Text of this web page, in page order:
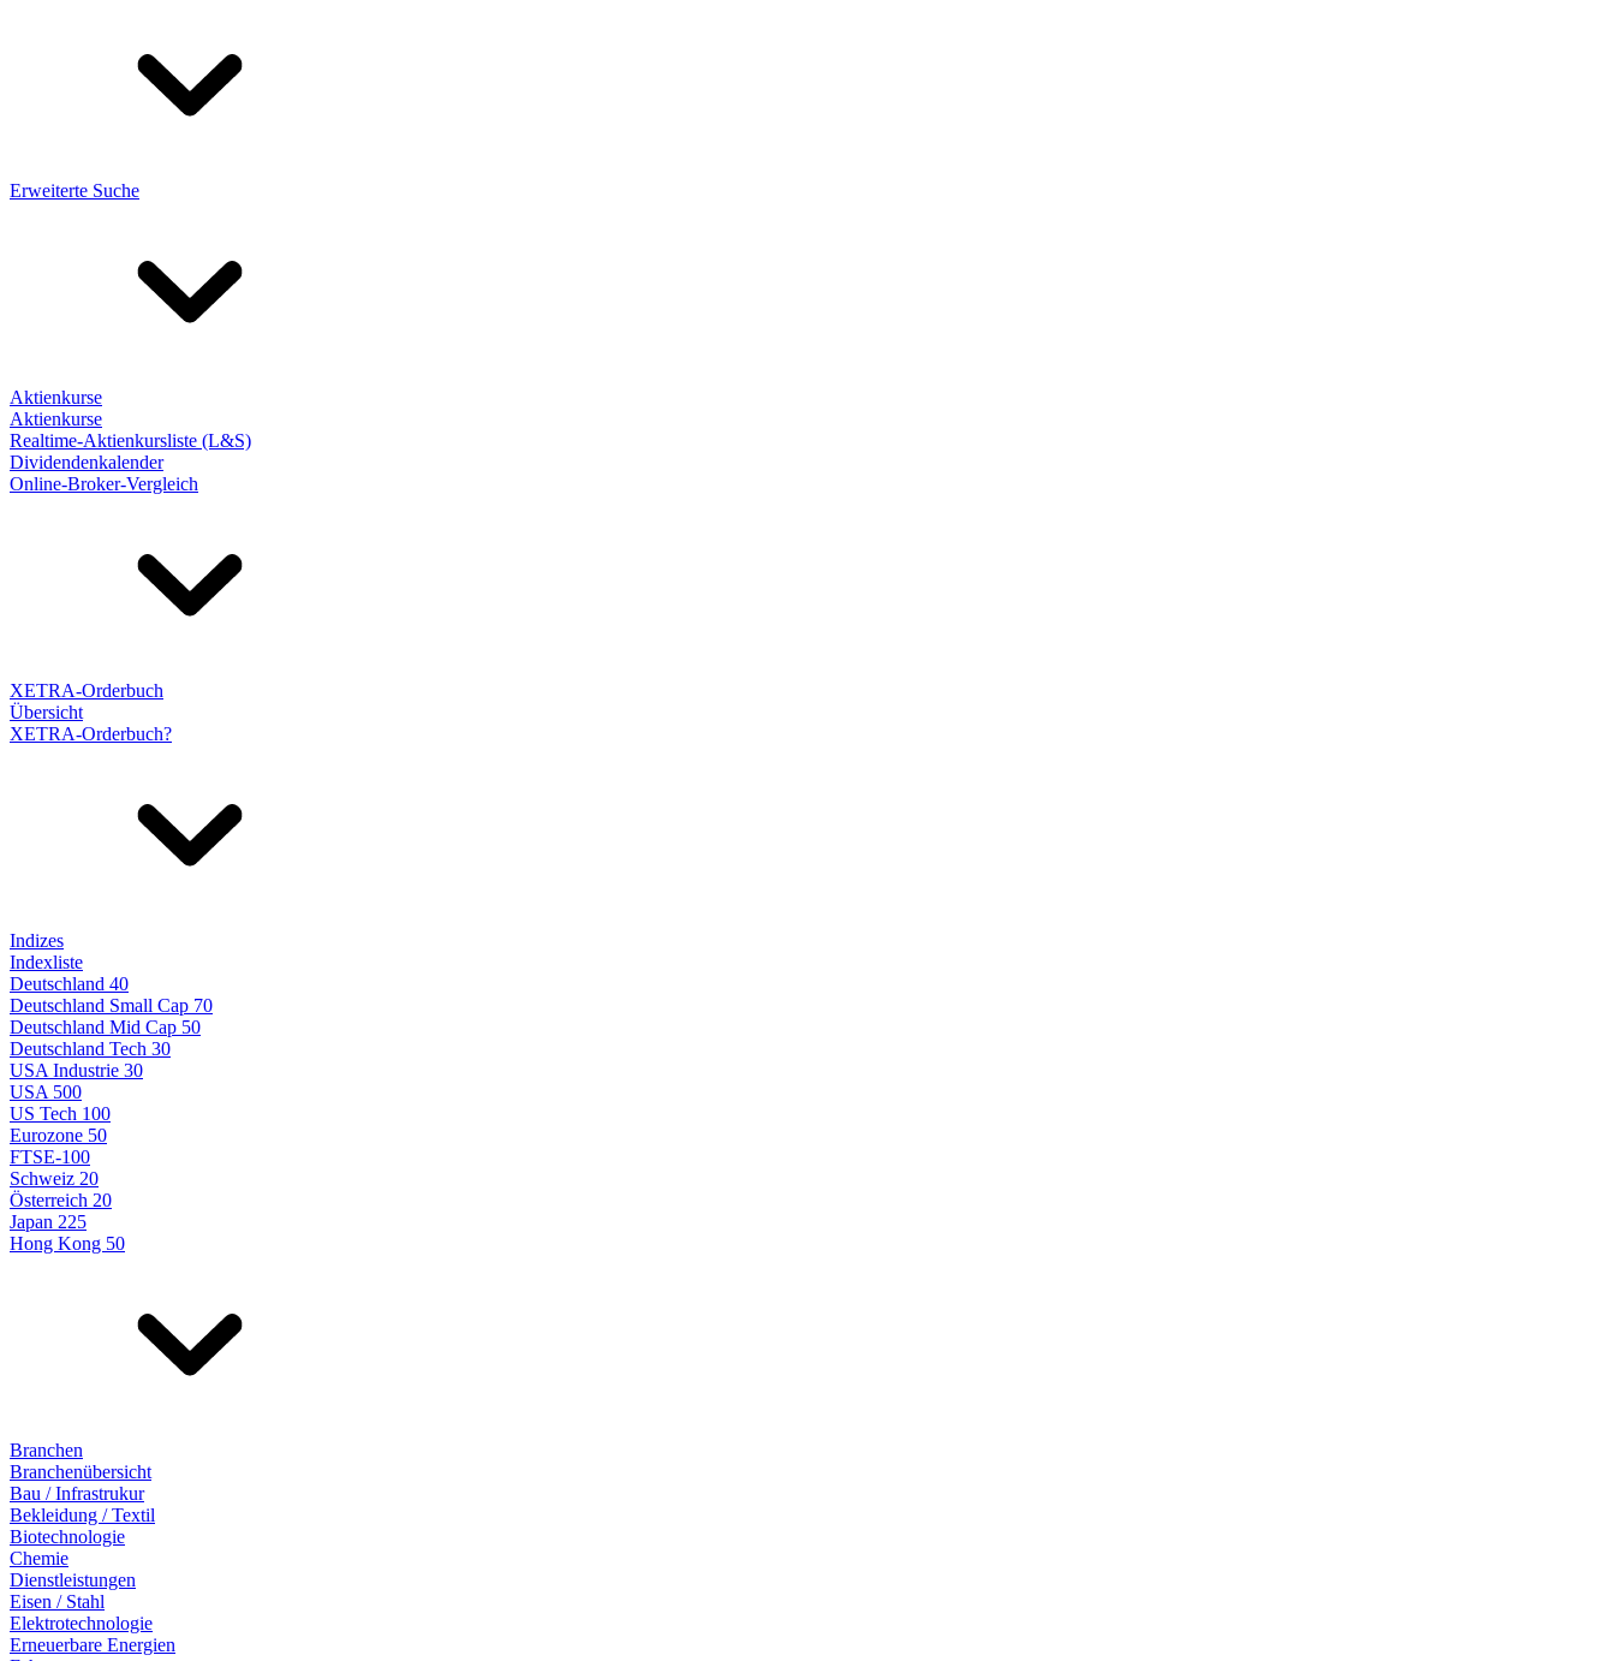
Erweiterte Suche
Aktienkurse
Aktienkurse
Realtime-Aktienkursliste (L&S)
Dividendenkalender
Online-Broker-Vergleich
XETRA-Orderbuch
Übersicht
XETRA-Orderbuch?
Indizes
Indexliste
Deutschland 40
Deutschland Small Cap 70
Deutschland Mid Cap 50
Deutschland Tech 30
USA Industrie 30
USA 500
US Tech 100
Eurozone 50
FTSE-100
Schweiz 20
Österreich 20
Japan 225
Hong Kong 50
Branchen
Branchenübersicht
Bau / Infrastrukur
Bekleidung / Textil
Biotechnologie
Chemie
Dienstleistungen
Eisen / Stahl
Elektrotechnologie
Erneuerbare Energien